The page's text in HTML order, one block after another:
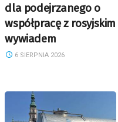
dla podejrzanego o
współpracę z rosyjskim
wywiadem
6 SIERPNIA 2026